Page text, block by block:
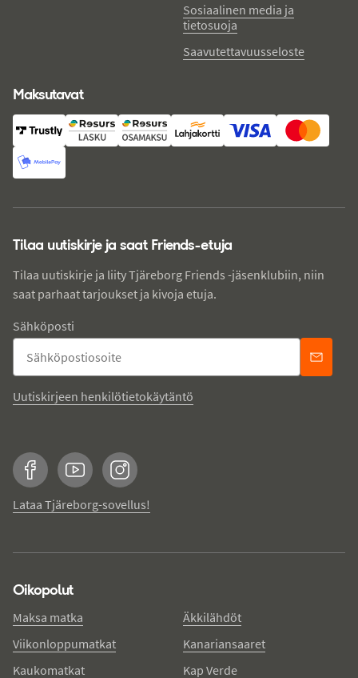
Sosiaalinen media ja
tietosuoja
Saavutettavuusseloste
Maksutavat
Tilaa uutiskirje ja saat Friends-etuja
Tilaa uutiskirje ja liity Tjäreborg Friends -jäsenklubiin, niin
saat parhaat tarjoukset ja kivoja etuja.
Sähköposti
Uutiskirjeen henkilötietokäytäntö
FacebookYouTubeInstagram
Lataa Tjäreborg-sovellus!
Oikopolut
Maksa matka
Viikonloppumatkat
Kaukomatkat
Äkkilähdöt
Kanariansaaret
Kap Verde